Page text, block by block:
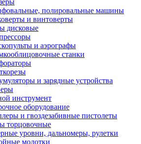
полировальные машины
и винтоверты
дисковые
и аэрографы
станки
и зарядные устройства
инструмент
оборудование
и гвоздезабивные пистолеты
торцовочные
уровни, дальномеры, рулетки
молотки